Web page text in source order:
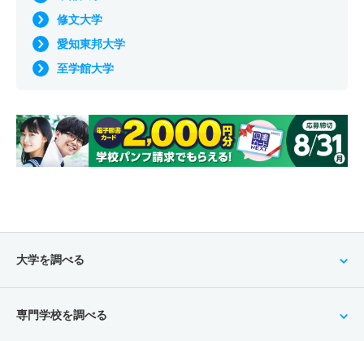
修文大学
愛知東邦大学
至学館大学
大学を調べる
専門学校を調べる